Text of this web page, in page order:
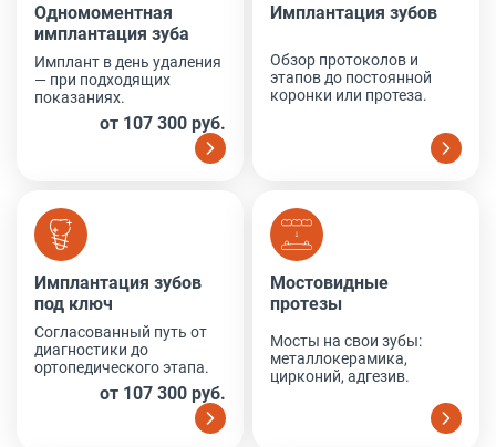
Одномоментная
имплантация зуба
Имплант в день удаления
— при подходящих
показаниях.
от 107 300 руб.
Имплантация зубов
Обзор протоколов и
этапов до постоянной
коронки или протеза.
Имплантация зубов под ключ
Имплантация зубов
под ключ
Согласованный путь от
диагностики до
ортопедического этапа.
от 107 300 руб.
Мостовидные протезы
Мостовидные
протезы
Мосты на свои зубы:
металлокерамика,
цирконий, адгезив.